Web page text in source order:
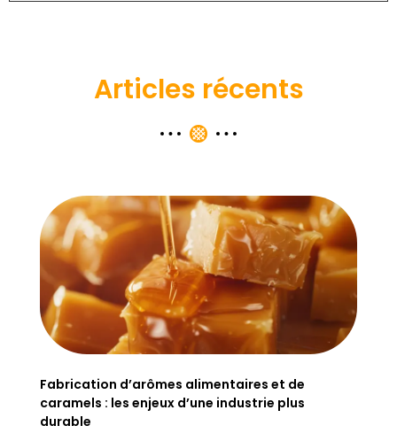
Articles récents
Fabrication d’arômes alimentaires et de
caramels : les enjeux d’une industrie plus
durable